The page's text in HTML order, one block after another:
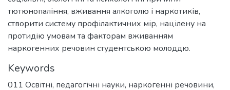
тютюнопаління, вживання алкоголю і наркотиків,
створити систему профілактичних мір, націлену на
протидію умовам та факторам вживанням
наркогенних речовин студентською молоддю.
Keywords
011 Освітні, педагогічні науки, наркогенні речовини,